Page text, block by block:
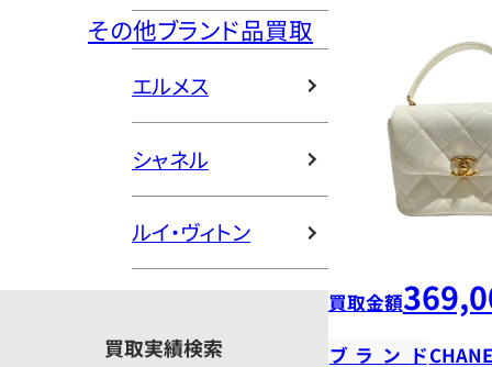
その他ブランド品買取
エルメス
シャネル
ルイ・ヴィトン
買取実績検索
買取金額
ブランド